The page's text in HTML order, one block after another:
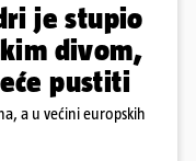
je stupio
divom,
pustiti
a u većini europskih